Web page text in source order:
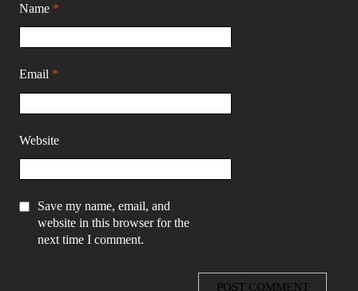
Name *
Email *
Website
Save my name, email, and
website in this browser for the
next time I comment.